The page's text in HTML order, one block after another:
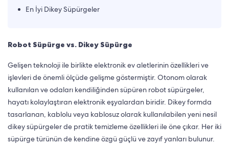
En İyi Dikey Süpürgeler
Robot Süpürge vs. Dikey Süpürge
Gelişen teknoloji ile birlikte elektronik ev aletlerinin özellikleri ve
işlevleri de önemli ölçüde gelişme göstermiştir. Otonom olarak
kullanılan ve odaları kendiliğinden süpüren robot süpürgeler,
hayatı kolaylaştıran elektronik eşyalardan biridir. Dikey formda
tasarlanan, kablolu veya kablosuz olarak kullanılabilen yeni nesil
dikey süpürgeler de pratik temizleme özellikleri ile öne çıkar. Her iki
süpürge türünün de kendine özgü güçlü ve zayıf yanları bulunur.